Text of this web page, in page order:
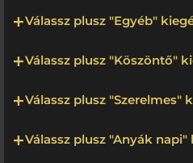
Válassz plusz "Egyéb"
Válassz plusz "Köszöntő"
Válassz plusz "Szerelmes"
Válassz plusz "Anyák